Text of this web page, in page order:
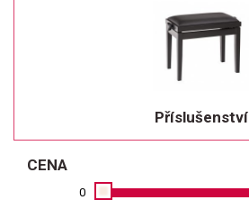
Příslušenství
CENA
0